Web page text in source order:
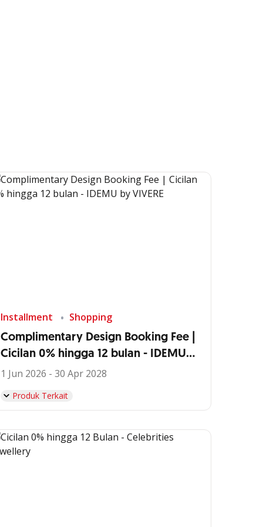
Installment Shopping
Complimentary Design Booking Fee |
Cicilan 0% hingga 12 bulan - IDEMU
by VIVERE
1 Jun 2026 - 30 Apr 2028
Produk Terkait